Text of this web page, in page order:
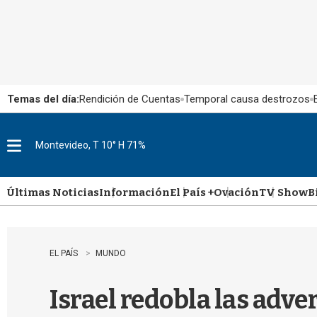
Temas del día:Rendición de Cuentas Temporal causa destrozos
u
Montevideo, T 10° H 71%
Últimas NoticiasInformaciónEl País +OvaciónTV Show
EL PAÍS MUNDO
Israel redobla las